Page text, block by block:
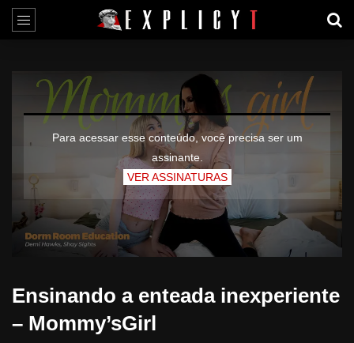
Para acessar esse conteúdo, você precisa ser um
assinante.
VER ASSINATURAS
Ensinando a enteada inexperiente
– Mommy’sGirl